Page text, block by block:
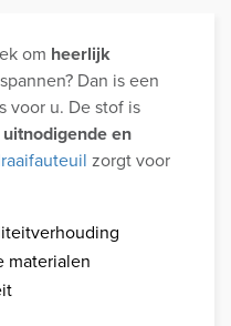
om heerlijk
Dan is een
voor u. De stof is
uitnodigende en
zorgt voor
materialen